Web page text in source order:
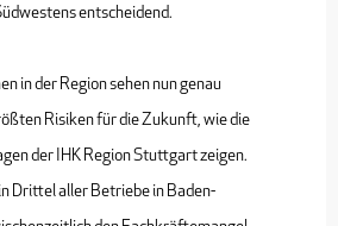
entscheidend.
in der Region sehen nun genau
Risiken für die Zukunft, wie die
der IHK Region Stuttgart zeigen.
Drittel aller Betriebe in Baden-